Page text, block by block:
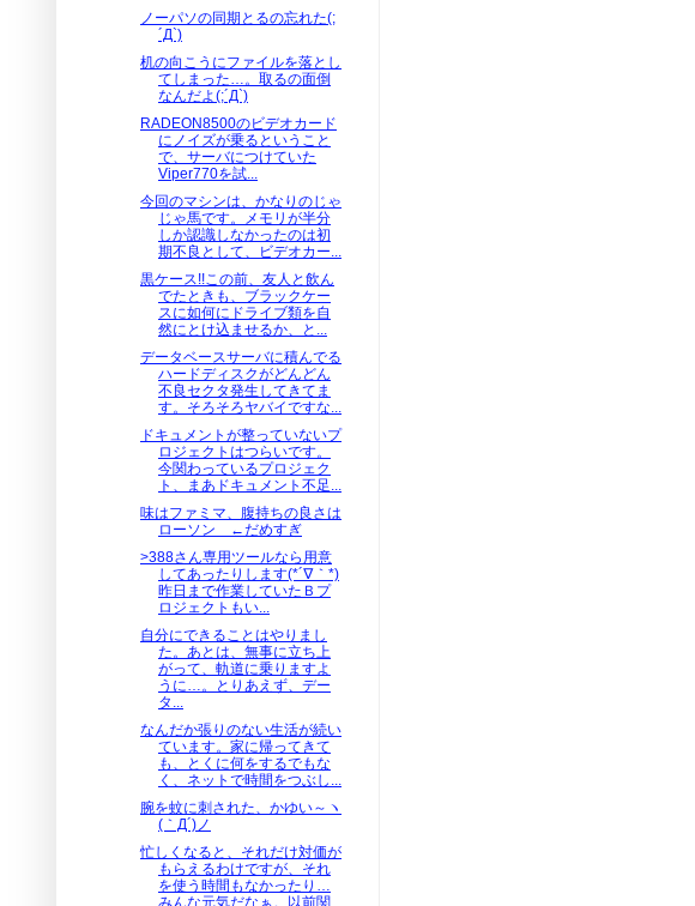
ノーパソの同期とるの忘れた(;
´Д`)
机の向こうにファイルを落とし
てしまった…。取るの面倒
なんだよ(;´Д`)
RADEON8500のビデオカード
にノイズが乗るということ
で、サーバにつけていた
Viper770を試...
今回のマシンは、かなりのじゃ
じゃ馬です。メモリが半分
しか認識しなかったのは初
期不良として、ビデオカー...
黒ケース!!この前、友人と飲ん
でたときも、ブラックケー
スに如何にドライブ類を自
然にとけ込ませるか、と...
データベースサーバに積んでる
ハードディスクがどんどん
不良セクタ発生してきてま
す。そろそろヤバイですな...
ドキュメントが整っていないプ
ロジェクトはつらいです。
今関わっているプロジェク
ト、まあドキュメント不足...
味はファミマ、腹持ちの良さは
ローソン ←だめすぎ
>388さん専用ツールなら用意
してあったりします(*´∇｀*)
昨日まで作業していたＢプ
ロジェクトもい...
自分にできることはやりまし
た。あとは、無事に立ち上
がって、軌道に乗りますよ
うに…。とりあえず、デー
タ...
なんだか張りのない生活が続い
ています。家に帰ってきて
も、とくに何をするでもな
く、ネットで時間をつぶし...
腕を蚊に刺された、かゆい～ヽ
(｀Д´)ノ
忙しくなると、それだけ対価が
もらえるわけですが、それ
を使う時間もなかったり…
みんな元気だなぁ。以前関...